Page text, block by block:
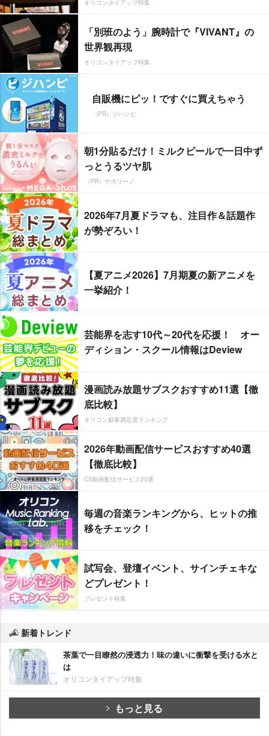
オリコンタイアップ特集
「別班のよう」腕時計で『VIVANT』の
世界観再現
オリコンタイアップ特集
自販機にピッ！ですぐに買えちゃう
（PR）ジハンピ
朝1分貼るだけ！ミルクピールで一日中ず
っとうるツヤ肌
（PR）サボリーノ
2026年7月夏ドラマも、注目作＆話題作
が勢ぞろい！
【夏アニメ2026】7月期夏の新アニメを
一挙紹介！
芸能界を志す10代～20代を応援！ オー
ディション・スクール情報はDeview
漫画読み放題サブスクおすすめ11選【徹
底比較】
オリコン顧客満足度ランキング
2026年動画配信サービスおすすめ40選
【徹底比較】
CS動画配信サービス20選
毎週の音楽ランキングから、ヒットの推
移をチェック！
試写会、登壇イベント、サインチェキな
どプレゼント！
プレゼント特集
新着トレンド
茶葉で一目瞭然の浸透力！味の違いに衝撃を受ける水と
は
オリコンタイアップ特集
もっと見る